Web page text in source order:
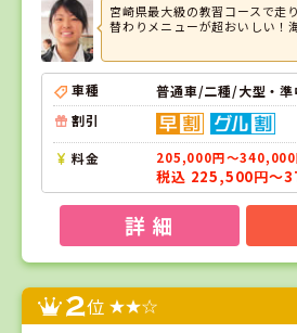
宮崎県最大級の教習コースで走
替わりメニューが超おいしい！
車種
普通車/二種/大型・準
割引
料金 205,000円～340,000
税込 225,500円～
詳 細
2位